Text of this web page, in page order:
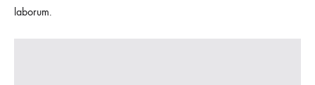
laborum.